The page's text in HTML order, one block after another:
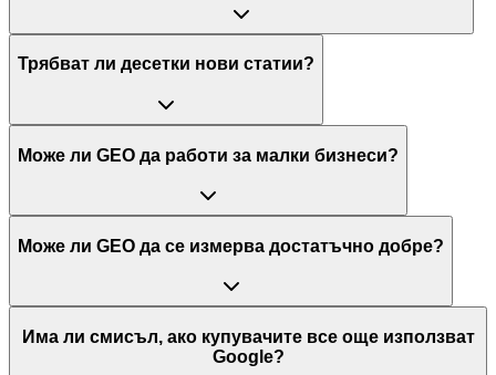
Трябват ли десетки нови статии?
Може ли GEO да работи за малки бизнеси?
Може ли GEO да се измерва достатъчно добре?
Има ли смисъл, ако купувачите все още използват
Google?